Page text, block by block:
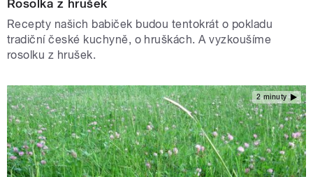
Rosolka z hrušek
Recepty našich babiček budou tentokrát o pokladu
tradiční české kuchyně, o hruškách. A vyzkoušíme
rosolku z hrušek.
2 minuty